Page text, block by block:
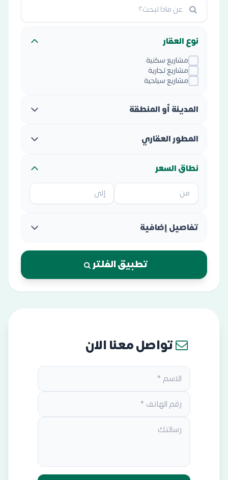
نوع العقار
مشاريع سكنية
مشاريع تجارية
مشاريع سياحية
المدينة أو المنطقة
المطور العقاري
نطاق السعر
تفاصيل إضافية
تطبيق الفلتر
تواصل معنا الان